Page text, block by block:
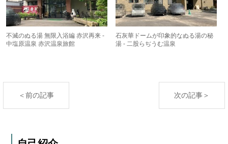
不滅のぬる湯 無限入浴編 赤沢再来 -
中塩原温泉 赤沢温泉旅館
石灰華ドームが印象的なぬる湯の秘
湯 - 二股らぢうむ温泉
＜前の記事 次の記事＞